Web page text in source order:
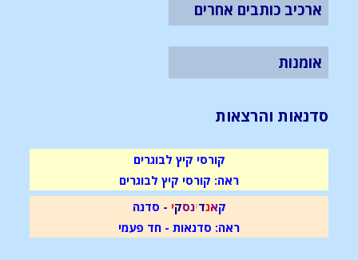
ארכיב כותבים אחרים
אומנות
סדנאות והרצאות
קורסי קיץ לבוגרים
ראה: קורסי קיץ לבוגרים
קאנדינסקי - סדנה
ראה: סדנאות - חד פעמי